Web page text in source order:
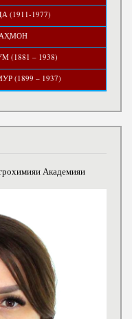
(1911-1977)
(1881 – 1938)
(1899 – 1937)
Академияи